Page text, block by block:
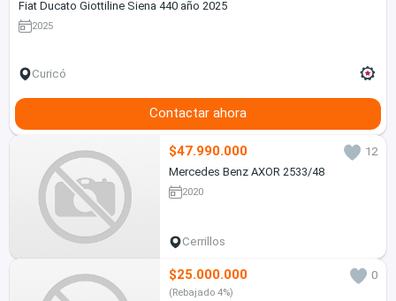
Fiat Ducato Giottiline Siena 440 año 2025
2025
Curicó
Contactar ahora
$47.990.000
12
Mercedes Benz AXOR 2533/48
2020
Cerrillos
$25.000.000 0
(Rebajado 4%)